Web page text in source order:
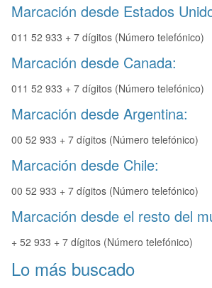
Marcación desde Estados
011 52 933 + 7 dígitos (Número telefónico)
Marcación desde Canada:
011 52 933 + 7 dígitos (Número telefónico)
Marcación desde Argentina:
00 52 933 + 7 dígitos (Número telefónico)
Marcación desde Chile:
00 52 933 + 7 dígitos (Número telefónico)
Marcación desde el resto del
+ 52 933 + 7 dígitos (Número telefónico)
Lo más buscado